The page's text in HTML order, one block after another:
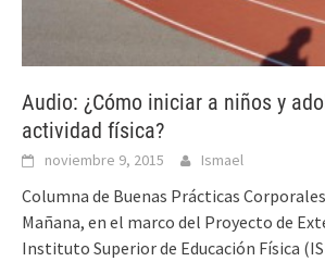
Audio: ¿Cómo iniciar a niños y
actividad física?
noviembre 9, 2015 Ismael
Columna de Buenas Prácticas
Mañana, en el marco del Proyecto de
Instituto Superior de Educación Física